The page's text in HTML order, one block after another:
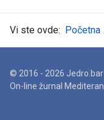
Vi ste ovde: Početna
© 2016 - 2026 Jedro.bar
On-line žurnal